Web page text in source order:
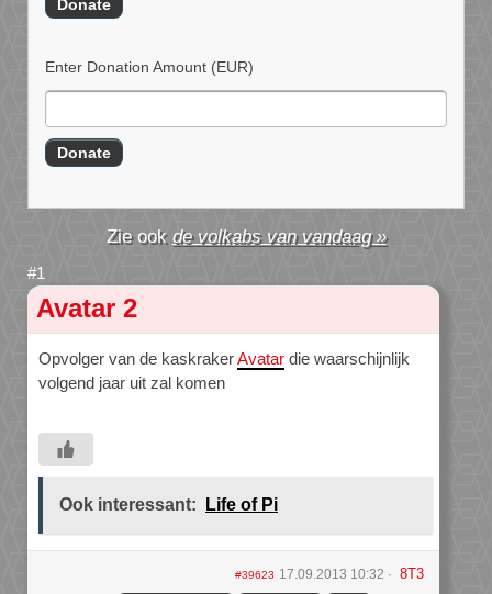
Enter Donation Amount (EUR)
de volkabs van vandaag »
Avatar 2
Opvolger van de kaskrakerAvatar die waarschijnlijk
volgend jaar uit zal komen
Ook interessant: Life of Pi
#39623 17.09.2013 10:32 8T3